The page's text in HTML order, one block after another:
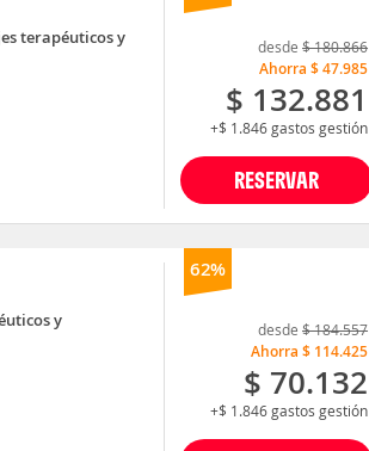
terapéuticos y
RESERVAR
desde $ 180.866
Ahorra$ 47.985
$ 132.881
+$ 1.846gastos gestión
62%
y
desde $ 184.557
Ahorra$ 114.425
$ 70.132
+$ 1.846gastos gestión